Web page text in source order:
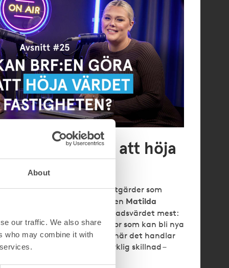
About
our traffic. We also share
who may combine it with
– men undrar vilka åtgärder som
avsnittet ger projektledaren Matilda
vad som påverkar marknadsvärdet mest:
eller oanvända ytor som kan bli nya
med sig styrelsen på tåget när det handlar
få koll på vad som gör verklig skillnad –